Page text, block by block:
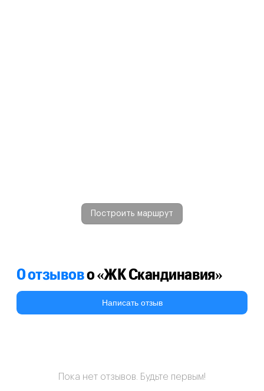
Построить маршрут
0 отзывово «ЖК Скандинавия»
Написать отзыв
Пока нет отзывов. Будьте первым!